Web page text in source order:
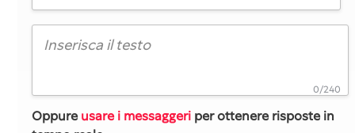
Oppureusare i messaggeri per ottenere risposte in
0/240